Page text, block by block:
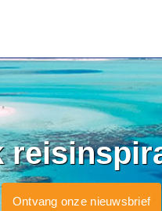
Ontvang onze nieuwsbrief